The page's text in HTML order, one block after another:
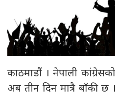
काठमाडौं । नेपाली
अब तीन दिन मात्रै बाँकी